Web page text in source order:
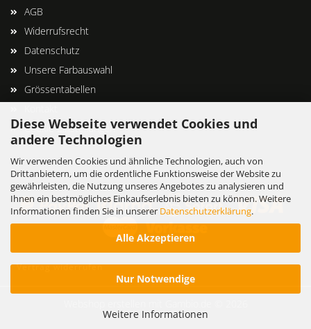
Diese Webseite verwendet Cookies und
andere Technologien
Wir verwenden Cookies und ähnliche Technologien, auch von
Drittanbietern, um die ordentliche Funktionsweise der Website zu
gewährleisten, die Nutzung unseres Angebotes zu analysieren und
Ihnen ein bestmögliches Einkaufserlebnis bieten zu können. Weitere
Informationen finden Sie in unserer Datenschutzerklärung.
Alle Akzeptieren
Nur Notwendige
Weitere Informationen
AGB
Widerrufsrecht
Datenschutz
Unsere Farbauswahl
Grössentabellen
Cookie Einstellungen
Vertrag widerrufen